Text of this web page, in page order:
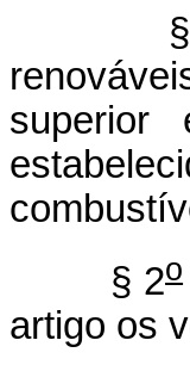
§
superior
§ 2o
artigo os